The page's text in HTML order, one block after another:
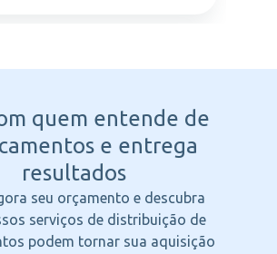
quem entende de
e entrega
resultados
seu orçamento e descubra
serviços de distribuição de
podem tornar sua aquisição